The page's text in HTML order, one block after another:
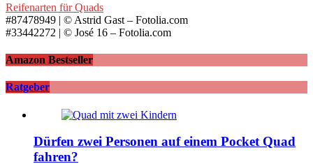
Reifenarten für Quads
#87478949 | © Astrid Gast – Fotolia.com
#33442272 | © José 16 – Fotolia.com
Amazon Bestseller
Ratgeber
Dürfen zwei Personen auf einem Pocket Quad
fahren?